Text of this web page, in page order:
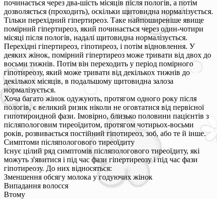
починається через два-шість місяців після пологів, а потім
дозволяється (проходить), оскільки щитовидна нормалізується.
Тільки перехідний гіпертиреоз. Таке найпоширеніше явище
помірний гіпертиреоз, який починається через один-чотири
місяці після пологів, надалі щитовидна нормалізується.
Перехідні гіпертиреоз, гіпотиреоз, і потім відновлення. У
деяких жінок, помірний гіпертиреоз може тривати від двох до
восьми тижнів. Потім він переходить у період помірного
гіпотиреозу, який може тривати від декількох тижнів до
декількох місяців, в подальшому щитовидна залоза
нормалізується.
Хоча багато жінок одужують, протягом одного року після
пологів, є великий ризик ніколи не оговтатися від первісної
гипотироидной фази. Імовірно, близько половини пацієнтів з
післяпологовим тиреоїдитом, протягом чотирьох-восьми
років, розвивається постійний гіпотиреоз, зоб, або те й інше.
Симптоми післяпологового тиреоїдиту
Існує цілий ряд симптомів післяпологового тиреоїдиту, які
можуть з'явитися і під час фази гіпертиреозу і під час фази
гіпотиреозу. До них відносяться:
Зменшення обсягу молока у годуючих жінок
Випадання волосся
Втому